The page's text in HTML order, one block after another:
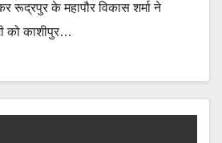
रूद्रपुर के महापौर विकास शर्मा ने
को काशीपुर…